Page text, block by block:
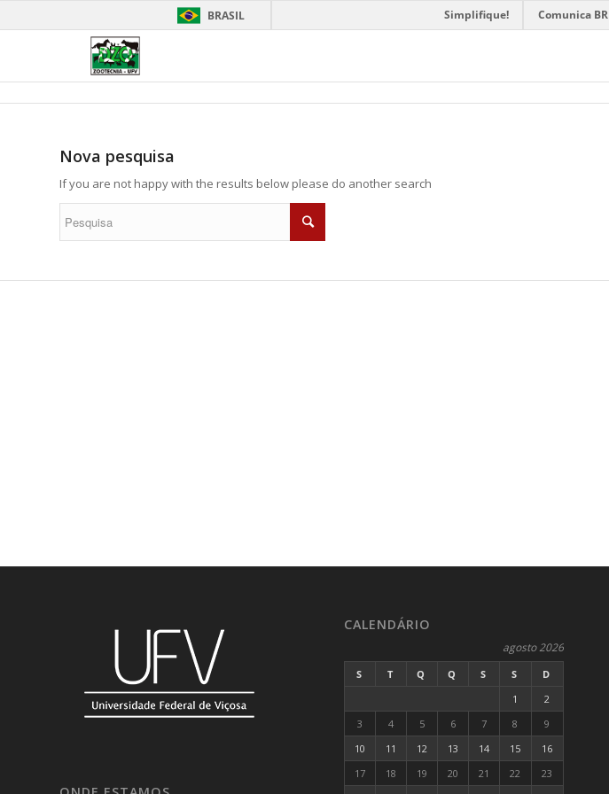
BRASIL Simplifique! Comunica BR
Nova pesquisa
If you are not happy with the results below please do another search
CALENDÁRIO
agosto 2026
S T Q Q S S
D
1
2
3
4 5 6 7 8
9
10
11 12 13 14 15
16
17
18 19 20 21 22
23